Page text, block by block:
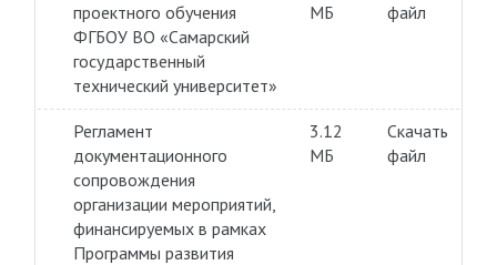
проектного обучения
ФГБОУ ВО «Самарский
государственный
технический университет»
МБ
файл
Регламент
документационного
сопровождения
организации мероприятий,
финансируемых в рамках
Программы развития
3.12
МБ
Скачать
файл